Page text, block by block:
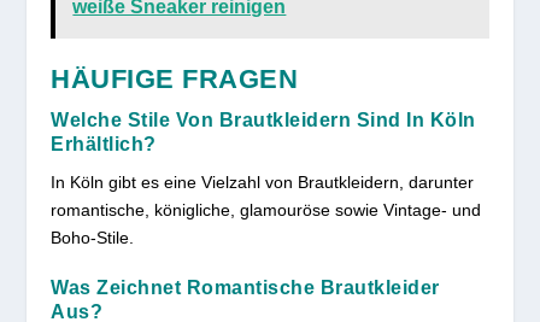
weiße Sneaker reinigen
HÄUFIGE FRAGEN
Welche Stile Von Brautkleidern Sind In Köln
Erhältlich?
In Köln gibt es eine Vielzahl von Brautkleidern, darunter
romantische, königliche, glamouröse sowie Vintage- und
Boho-Stile.
Was Zeichnet Romantische Brautkleider
Aus?